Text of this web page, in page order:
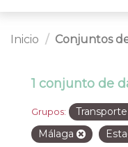
Inicio Conjuntos
1 conjunto de
Grupos: Transporte
Málaga